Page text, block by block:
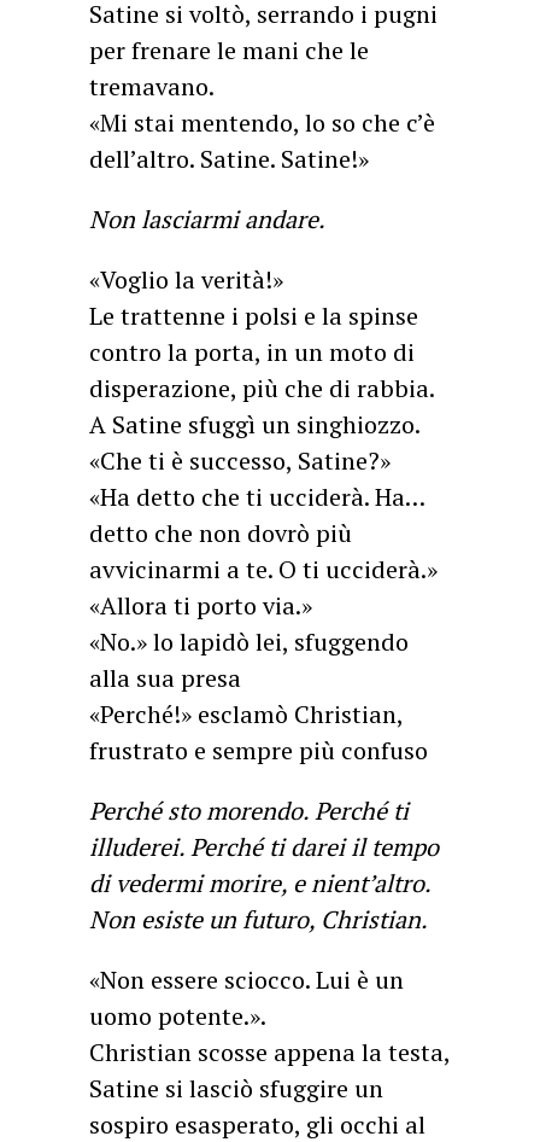
Satine si voltò, serrando i pugni
per frenare le mani che le
tremavano.
«Mi stai mentendo, lo so che c’è
dell’altro. Satine. Satine!»
Non lasciarmi andare.
«Voglio la verità!»
Le trattenne i polsi e la spinse
contro la porta, in un moto di
disperazione, più che di rabbia.
A Satine sfuggì un singhiozzo.
«Che ti è successo, Satine?»
«Ha detto che ti ucciderà. Ha…
detto che non dovrò più
avvicinarmi a te. O ti ucciderà.»
«Allora ti porto via.»
«No.» lo lapidò lei, sfuggendo
alla sua presa
«Perché!» esclamò Christian,
frustrato e sempre più confuso
Perché sto morendo. Perché ti
illuderei. Perché ti darei il tempo
di vedermi morire, e nient’altro.
Non esiste un futuro, Christian.
«Non essere sciocco. Lui è un
uomo potente.».
Christian scosse appena la testa,
Satine si lasciò sfuggire un
sospiro esasperato, gli occhi al